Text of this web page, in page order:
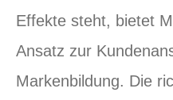
Effekte steht, bietet
Ansatz zur
Markenbildung. Die